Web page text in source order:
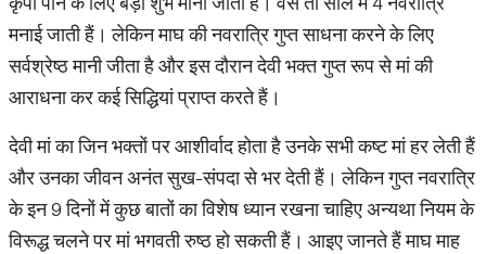
मनाई जाती हैं। लेकिन माघ की नवरात्रि गुप्त साधना करने के लिए
सर्वश्रेष्ठ मानी जीता है और इस दौरान देवी भक्त गुप्त रूप से मां की
आराधना कर कई सिद्धियां प्राप्त करते हैं।
देवी मां का जिन भक्तों पर आशीर्वाद होता है उनके सभी कष्ट मां हर लेती हैं
और उनका जीवन अनंत सुख-संपदा से भर देती हैं। लेकिन गुप्त नवरात्रि
के इन 9 दिनों में कुछ बातों का विशेष ध्यान रखना चाहिए अन्यथा नियम के
विरूद्ध चलने पर मां भगवती रुष्ठ हो सकती हैं। आइए जानते हैं माघ माह